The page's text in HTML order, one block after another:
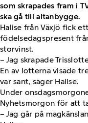
som skrapades fram i
ska gå till altanbygge.
Halise från Växjö fick
födelsedagspresent
storvinst.
– Jag skrapade
En av lotterna visade
var sant, säger Halise.
Under
Nyhetsmorgon för att
– Jag går på